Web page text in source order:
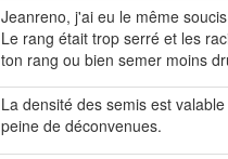
Jeanreno, j'ai eu le même
Le rang était trop serré et les
ton rang ou bien semer moins
La densité des semis est
peine de déconvenues.